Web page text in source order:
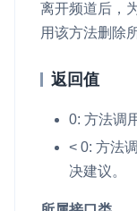
离开频道后，
用该方法删除
返回值
0: 方法调
< 0: 方法
决建议。